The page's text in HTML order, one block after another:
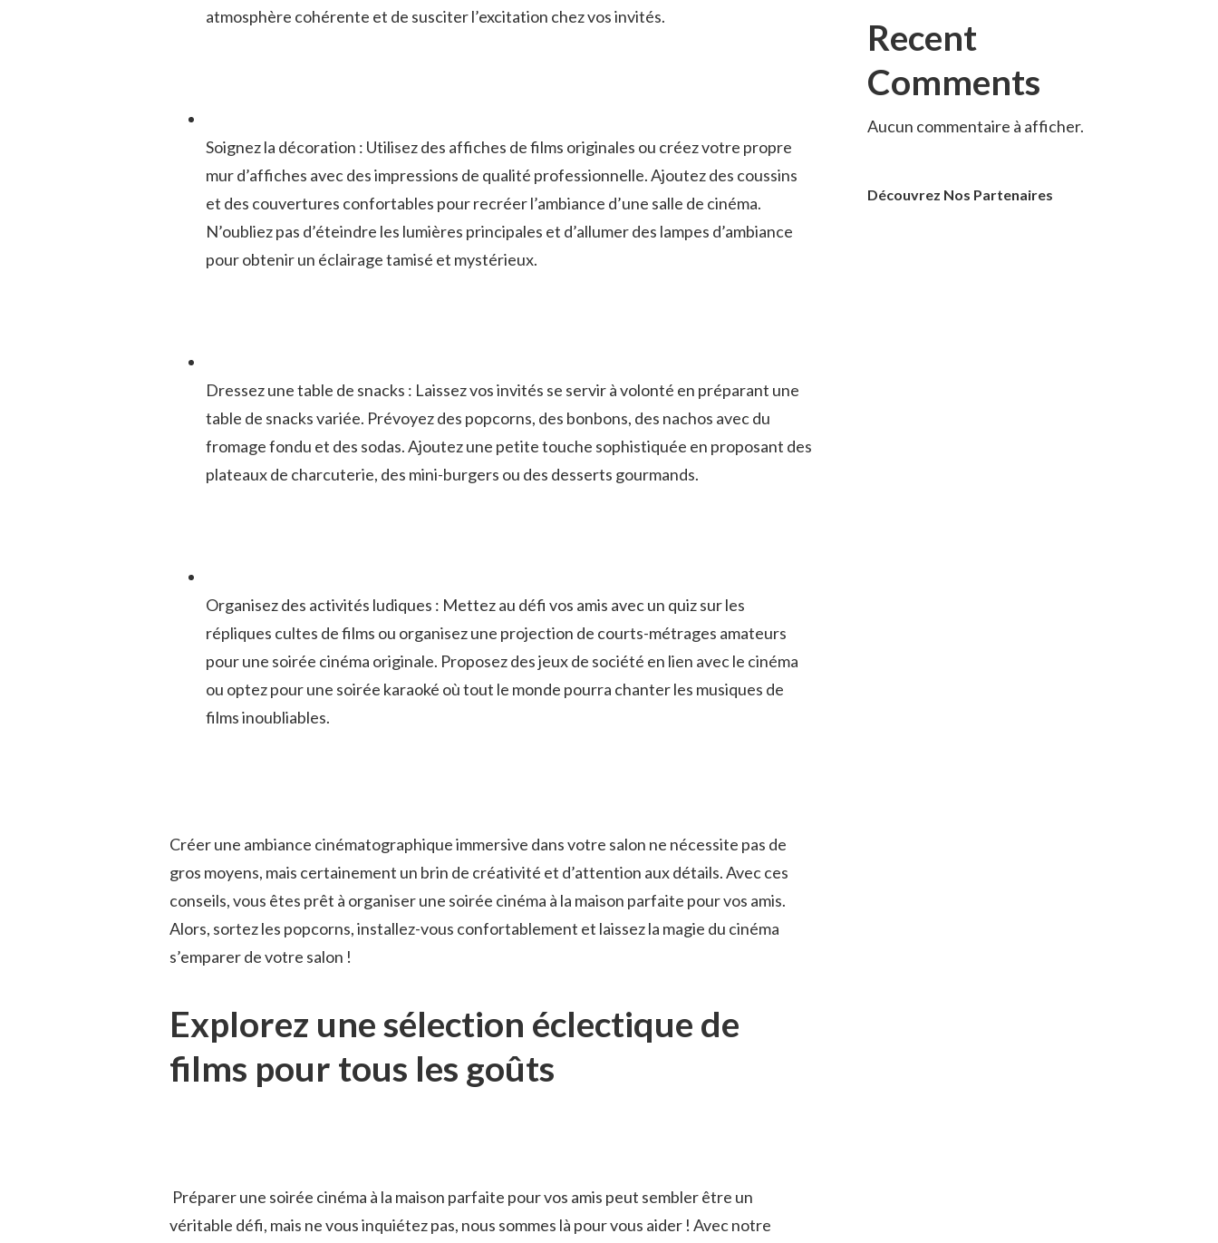
atmosphère cohérente et‌ de susciter l’excitation chez vos⁣ invités.
Soignez la ⁣décoration : Utilisez des affiches de films originales ou créez votre propre
mur d’affiches avec‍ des⁢ impressions de qualité professionnelle. Ajoutez des coussins
et des ⁤couvertures confortables pour ⁢recréer l’ambiance d’une salle de cinéma.
N’oubliez⁣ pas d’éteindre les lumières principales et d’allumer des‍ lampes ‌d’ambiance
pour obtenir un éclairage ⁤tamisé⁢ et mystérieux.
Dressez ‍une table de snacks :⁢ Laissez‍ vos invités se servir ⁢à volonté en​ préparant une
table de snacks variée. Prévoyez des popcorns, des ⁤bonbons, des nachos ‍avec du ​
fromage fondu et des sodas. Ajoutez une​ petite touche sophistiquée‌ en proposant⁤ des
plateaux de charcuterie, des mini-burgers ou des desserts gourmands.
Organisez ‌des activités ludiques : Mettez au ⁢défi vos amis ​avec un quiz sur ‌les
répliques cultes de films‌ ou‌ organisez une projection de courts-métrages amateurs
pour une soirée cinéma ‍originale. Proposez des jeux de société⁤ en‌ lien avec le‍ cinéma
ou optez pour une soirée karaoké où tout le ​monde pourra chanter⁤ les ⁢musiques de
films⁤ inoubliables.
Créer​ une⁣ ambiance cinématographique immersive dans⁢ votre salon ne nécessite pas⁣ de
gros moyens,‌ mais certainement​ un​ brin de créativité et d’attention aux détails. ​Avec ces
conseils, vous⁢ êtes‌ prêt à⁣ organiser une ‍soirée cinéma ⁤à la maison parfaite pour vos amis.
Alors, sortez⁢ les popcorns,​ installez-vous confortablement et laissez la magie du cinéma
s’emparer de ⁢votre salon !
Explorez une sélection éclectique de⁢
films pour tous​ les goûts
⁤ Préparer une‍ soirée cinéma ⁣à la maison parfaite pour ‍vos amis peut sembler ‍être ⁣un
véritable défi, mais ne ⁢vous inquiétez pas, nous sommes là pour vous aider ! Avec notre
Recent
Comments
Aucun commentaire à afficher.
Découvrez Nos Partenaires